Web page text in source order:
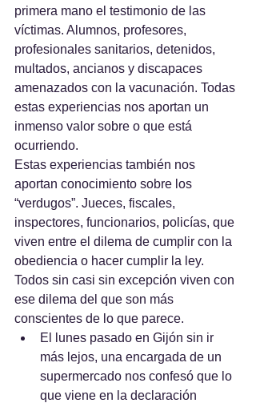
primera mano el testimonio de las
víctimas. Alumnos, profesores,
profesionales sanitarios, detenidos,
multados, ancianos y discapaces
amenazados con la vacunación. Todas
estas experiencias nos aportan un
inmenso valor sobre o que está
ocurriendo.
Estas experiencias también nos
aportan conocimiento sobre los
“verdugos”. Jueces, fiscales,
inspectores, funcionarios, policías, que
viven entre el dilema de cumplir con la
obediencia o hacer cumplir la ley.
Todos sin casi sin excepción viven con
ese dilema del que son más
conscientes de lo que parece.
El lunes pasado en Gijón sin ir
más lejos, una encargada de un
supermercado nos confesó que lo
que viene en la declaración